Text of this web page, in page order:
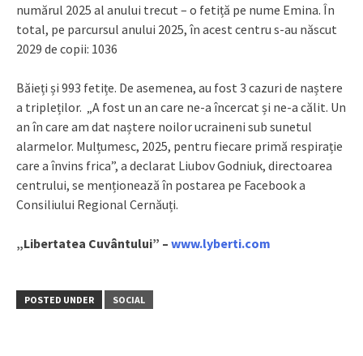
numărul 2025 al anului trecut – o fetiță pe nume Emina. În
total, pe parcursul anului 2025, în acest centru s-au născut
2029 de copii: 1036
Băieți și 993 fetițe. De asemenea, au fost 3 cazuri de naștere
a tripleților. „A fost un an care ne-a încercat și ne-a călit. Un
an în care am dat naștere noilor ucraineni sub sunetul
alarmelor. Mulțumesc, 2025, pentru fiecare primă respirație
care a învins frica”, a declarat Liubov Godniuk, directoarea
centrului, se menționează în postarea pe Facebook a
Consiliului Regional Cernăuți.
„Libertatea Cuvântului” – www.lyberti.com
POSTED UNDER SOCIAL